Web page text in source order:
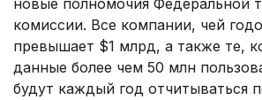
новые полномочия Федеральной
комиссии. Все компании, чей
превышает $1 млрд, а также те,
данные более чем 50 млн
будут каждый год отчитываться